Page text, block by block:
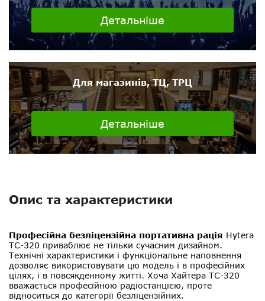
Детальніше
Для магазинів, ТЦ, ТРЦ
Детальніше
Опис та характеристики
Професійна безліцензійна портативна рація Hytera
TC-320 приваблює не тільки сучасним дизайном.
Технічні характеристики і функціональне наповнення
дозволяє використовувати цю модель і в професійних
цілях, і в повсякденному житті. Хоча Хайтера TC-320
вважається професійною радіостанцією, проте
відноситься до категорії безліцензійних.